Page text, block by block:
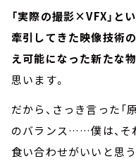
「実際の撮影×VFX」と
牽引してきた映像技術
え可能になった新たな物
思います。
だから、さっき言った「
のバランス……僕は、そ
食い合わせがいいと思